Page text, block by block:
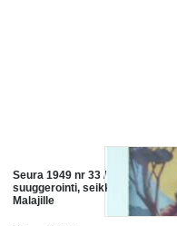
Seura 1949 nr 33 / BBC,
suuggerointi, seikkailumatka
Malajille